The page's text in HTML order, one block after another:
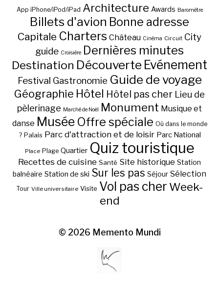
App iPhone/iPod/iPad Architecture Awards Baromètre
Billets d'avion Bonne adresse
Capitale Charters Château Cinéma Circuit City
guide Croisière Dernières minutes
Destination Découverte Evénement
Festival Gastronomie Guide de voyage
Géographie Hôtel Hôtel pas cher Lieu de
pèlerinage Marché de Noël Monument Musique et
danse Musée Offre spéciale Où dans le monde
? Palais Parc d'attraction et de loisir Parc National
Place Plage Quartier Quiz touristique
Recettes de cuisine Santé Site historique Station
balnéaire Station de ski Sur les pas Séjour Sélection
Tour Ville universitaire Visite Vol pas cher Week-
end
© 2026 Memento Mundi